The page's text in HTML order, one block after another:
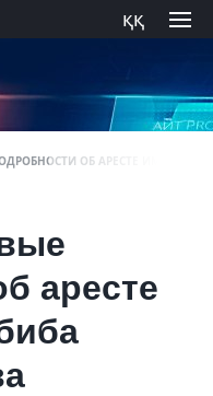
ққ
ОБ АРЕСТЕ
аресте